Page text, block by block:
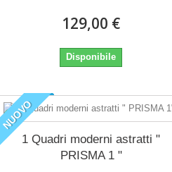
129,00 €
Disponibile
NUOVO
1 Quadri moderni astratti "
PRISMA 1 "